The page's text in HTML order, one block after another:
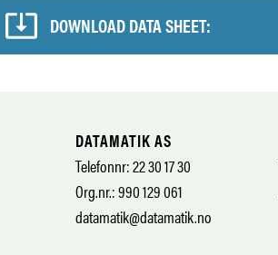
DOWNLOAD DATA SHEET:
DATAMATIK AS
Telefonnr: 22 30 17 30
Org.nr.: 990 129 061
datamatik@datamatik.no